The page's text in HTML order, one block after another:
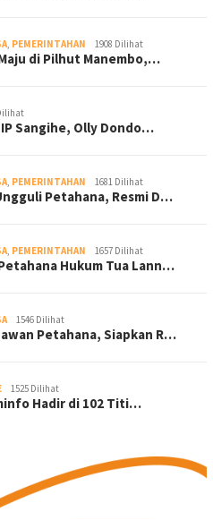
, PEMERINTAHAN 1908 Dilihat
di Pilhut Manembo,…
Sangihe, Olly Dondo…
, PEMERINTAHAN 1681 Dilihat
Petahana, Resmi D…
, PEMERINTAHAN 1657 Dilihat
Hukum Tua Lann…
1546 Dilihat
Petahana, Siapkan R…
1525 Dilihat
Hadir di 102 Titi…